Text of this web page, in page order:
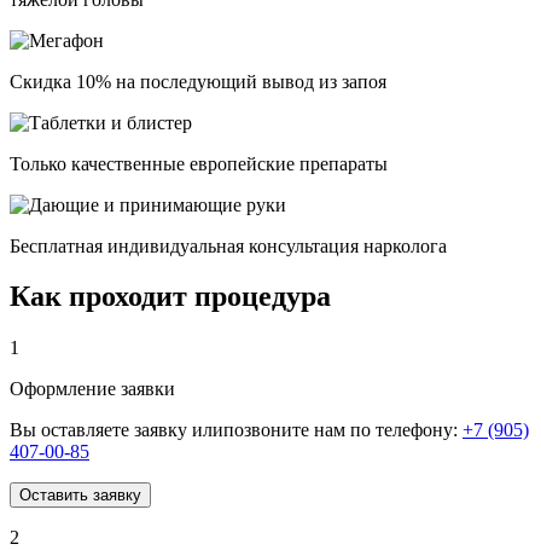
Скидка 10% на последующий вывод из запоя
Только качественные европейские препараты
Бесплатная индивидуальная консультация нарколога
Как проходит процедура
1
Оформление заявки
Вы оставляете заявку илипозвоните нам по телефону: +7 (905)
407-00-85
Оставить заявку
2